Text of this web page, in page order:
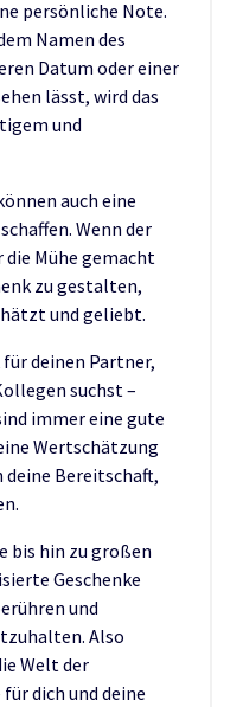
persönliche Note.
Namen des
Datum oder einer
lässt, wird das
und
auch eine
Wenn der
die Mühe gemacht
zu gestalten,
und geliebt.
für deinen Partner,
suchst –
immer eine gute
Wertschätzung
deine Bereitschaft,
bis hin zu großen
Geschenke
und
Also
Welt der
dich und deine